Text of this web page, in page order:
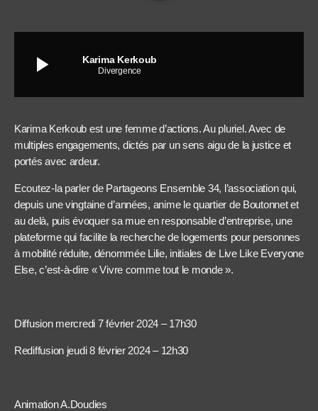
play_arrow Karima Kerkoub
Divergence
Karima Kerkoub est une femme d’actions. Au pluriel. Avec de
multiples engagements, dictés par un sens aigu de la justice et
portés avec ardeur.
Ecoutez-la parler de Partageons Ensemble 34, l’association qui,
depuis une vingtaine d’années, anime le quartier de Boutonnet et
au delà, puis évoquer sa mue en responsable d’entreprise, une
plateforme qui facilite la recherche de logements pour personnes
à mobilité réduite, dénommée Lilie, initiales de Live Like Everyone
Else, c’est-à-dire « Vivre comme tout le monde ».
Diffusion mercredi 7 février 2024 – 17h30
Rediffusion jeudi 8 février 2024 – 12h30
Animation A.Doudies